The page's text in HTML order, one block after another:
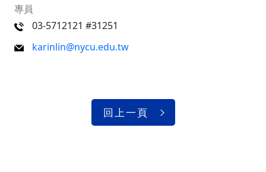
專員
03-5712121 #31251
karinlin@nycu.edu.tw
回上一頁